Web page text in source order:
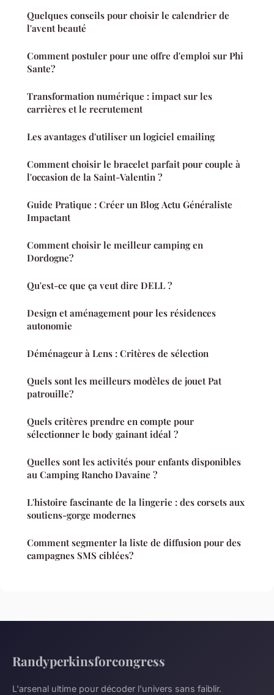
Quelques conseils pour choisir le calendrier de
l'avent beauté
Comment postuler pour une offre d'emploi sur Phi
Sante?
Transformation numérique : impact sur les
carrières et le recrutement
Les avantages d'utiliser un logiciel emailing
Comment choisir le bracelet parfait pour couple à
l'occasion de la Saint-Valentin ?
Guide Pratique : Créer un Blog Actu Généraliste
Impactant
Comment choisir le meilleur camping en
Dordogne?
Qu'est-ce que ça veut dire DELL ?
Design et aménagement pour les résidences
autonomie
Déménageur à Lens : Critères de sélection
Quels sont les meilleurs modèles de jouet Pat
patrouille?
Quels critères prendre en compte pour
sélectionner le body gainant idéal ?
Quelles sont les activités pour enfants disponibles
au Camping Rancho Davaine ?
L'histoire fascinante de la lingerie : des corsets aux
soutiens-gorge modernes
Comment segmenter la liste de diffusion pour des
campagnes SMS ciblées?
Randyperkinsforcongress
L'arsenal ultime pour décoder l'univers sans faiblir.